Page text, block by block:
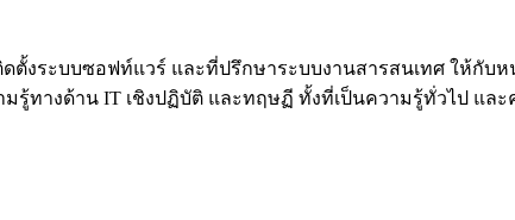
ตั้งระบบซอฟท์แวร์ และที่ปรึกษาระบบงานสารสนเทศ ให้กับ
ทางด้าน IT เชิงปฏิบัติ และทฤษฏี ทั้งที่เป็นความรู้ทั่วไป และ